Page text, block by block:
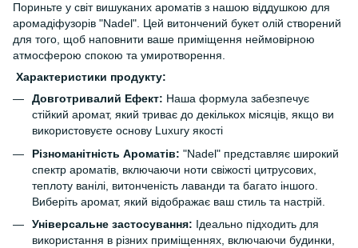
Пориньте у світ вишуканих ароматів з нашою віддушкою для
аромадіфузорів "Nadel". Цей витончений букет олій створений
для того, щоб наповнити ваше приміщення неймовірною
атмосферою спокою та умиротворення.
Характеристики продукту:
Довготривалий Ефект: Наша формула забезпечує
стійкий аромат, який триває до декількох місяців, якщо ви
використовуєте основу Luxury якості
Різноманітність Ароматів: "Nadel" представляє широкий
спектр ароматів, включаючи ноти свіжості цитрусових,
теплоту ванілі, витонченість лаванди та багато іншого.
Виберіть аромат, який відображає ваш стиль та настрій.
Універсальне застосування: Ідеально підходить для
використання в різних приміщеннях, включаючи будинки,